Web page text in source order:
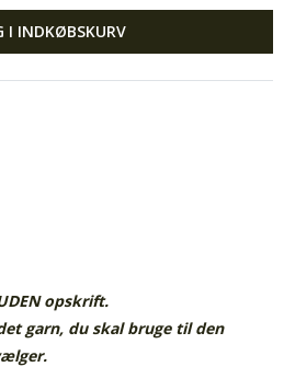
I INDKØBSKURV
opskrift.
garn, du skal bruge til den